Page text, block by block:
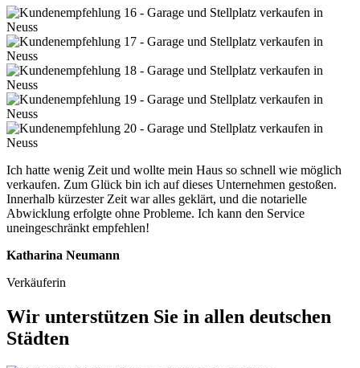
Ich hatte wenig Zeit und wollte mein Haus so schnell wie möglich
verkaufen. Zum Glück bin ich auf dieses Unternehmen gestoßen.
Innerhalb kürzester Zeit war alles geklärt, und die notarielle
Abwicklung erfolgte ohne Probleme. Ich kann den Service
uneingeschränkt empfehlen!
Katharina Neumann
Verkäuferin
Wir unterstützen Sie in allen deutschen
Städten